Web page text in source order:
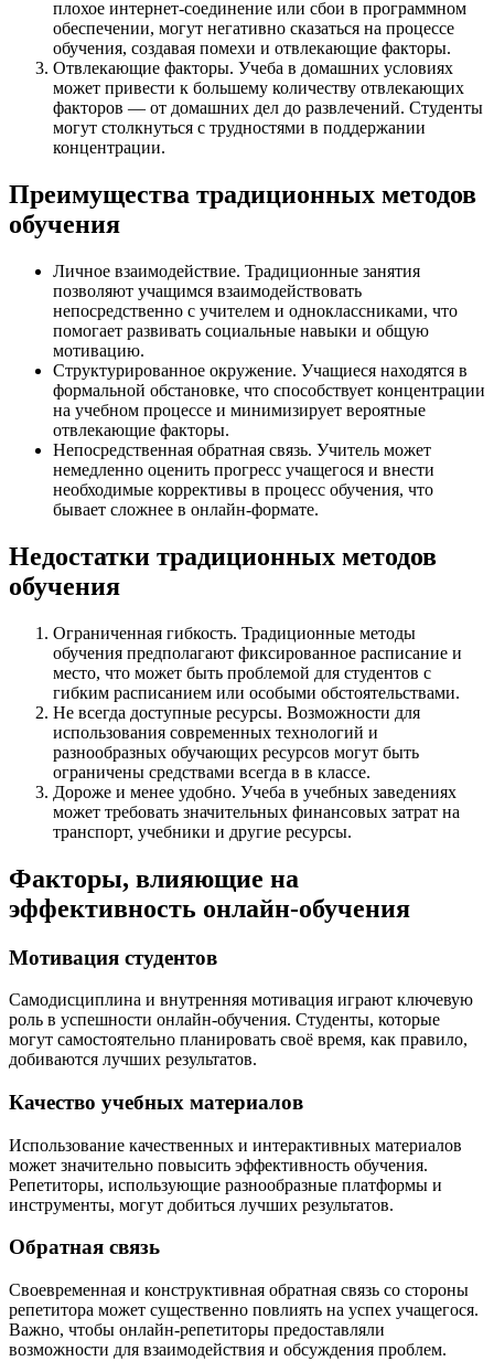
плохое интернет-соединение или сбои в программном
обеспечении, могут негативно сказаться на процессе
обучения, создавая помехи и отвлекающие факторы.
Отвлекающие факторы. Учеба в домашних условиях
может привести к большему количеству отвлекающих
факторов — от домашних дел до развлечений. Студенты
могут столкнуться с трудностями в поддержании
концентрации.
Преимущества традиционных методов
обучения
Личное взаимодействие. Традиционные занятия
позволяют учащимся взаимодействовать
непосредственно с учителем и одноклассниками, что
помогает развивать социальные навыки и общую
мотивацию.
Структурированное окружение. Учащиеся находятся в
формальной обстановке, что способствует концентрации
на учебном процессе и минимизирует вероятные
отвлекающие факторы.
Непосредственная обратная связь. Учитель может
немедленно оценить прогресс учащегося и внести
необходимые коррективы в процесс обучения, что
бывает сложнее в онлайн-формате.
Недостатки традиционных методов
обучения
Ограниченная гибкость. Традиционные методы
обучения предполагают фиксированное расписание и
место, что может быть проблемой для студентов с
гибким расписанием или особыми обстоятельствами.
Не всегда доступные ресурсы. Возможности для
использования современных технологий и
разнообразных обучающих ресурсов могут быть
ограничены средствами всегда в в классе.
Дороже и менее удобно. Учеба в учебных заведениях
может требовать значительных финансовых затрат на
транспорт, учебники и другие ресурсы.
Факторы, влияющие на
эффективность онлайн-обучения
Мотивация студентов
Самодисциплина и внутренняя мотивация играют ключевую
роль в успешности онлайн-обучения. Студенты, которые
могут самостоятельно планировать своё время, как правило,
добиваются лучших результатов.
Качество учебных материалов
Использование качественных и интерактивных материалов
может значительно повысить эффективность обучения.
Репетиторы, использующие разнообразные платформы и
инструменты, могут добиться лучших результатов.
Обратная связь
Своевременная и конструктивная обратная связь со стороны
репетитора может существенно повлиять на успех учащегося.
Важно, чтобы онлайн-репетиторы предоставляли
возможности для взаимодействия и обсуждения проблем.